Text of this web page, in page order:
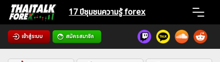
Skip
content
17 ปีชุมชนความรู้ forex
เข้าสู่ระบบ สมัครสมาชิก
Home